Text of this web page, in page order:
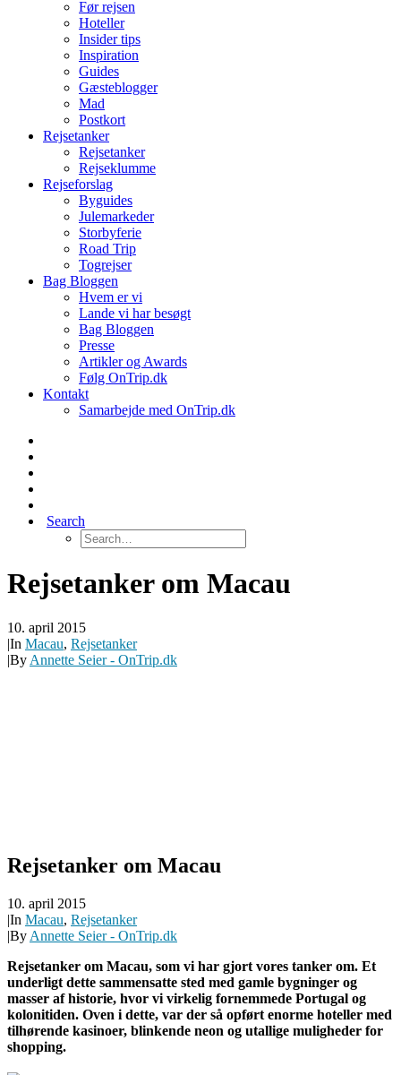
Før rejsen
Hoteller
Insider tips
Inspiration
Guides
Gæsteblogger
Mad
Postkort
Rejsetanker
Rejsetanker
Rejseklumme
Rejseforslag
Byguides
Julemarkeder
Storbyferie
Road Trip
Togrejser
Bag Bloggen
Hvem er vi
Lande vi har besøgt
Bag Bloggen
Presse
Artikler og Awards
Følg OnTrip.dk
Kontakt
Samarbejde med OnTrip.dk
Search
Rejsetanker om Macau
10. april 2015
|In Macau, Rejsetanker
|By Annette Seier - OnTrip.dk
Rejsetanker om Macau
10. april 2015
|In Macau, Rejsetanker
|By Annette Seier - OnTrip.dk
Rejsetanker om Macau, som vi har gjort vores tanker om. Et
underligt dette sammensatte sted med gamle bygninger og
masser af historie, hvor vi virkelig fornemmede Portugal og
kolonitiden. Oven i dette, var der så opført enorme hoteller med
tilhørende kasinoer, blinkende neon og utallige muligheder for
shopping.